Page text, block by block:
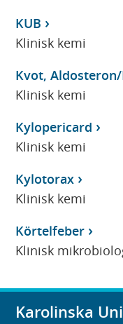
KUB
Klinisk kemi
Kvot,
Klinisk kemi
Kylopericard
Klinisk kemi
Kylotorax
Klinisk kemi
Körtelfeber
Klinisk
Karolinska